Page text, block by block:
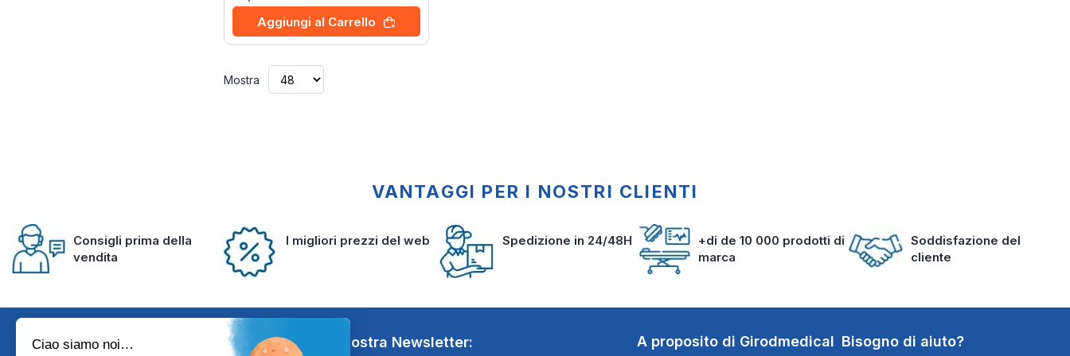
Aggiungi al Carrello
Mostra
VANTAGGI PER I NOSTRI CLIENTI
Consigli prima della
vendita
I migliori prezzi del web Spedizione in 24/48H
+di de 10 000 prodotti di
marca
Soddisfazione del
cliente
Iscriviti alla nostra Newsletter: A proposito di Girodmedical Bisogno di aiuto?
Ciao siamo noi…